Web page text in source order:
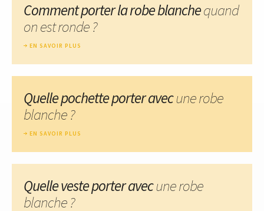
Comment porter la robe blanchequand
on est ronde ?
EN SAVOIR PLUS
Quelle pochette porter avecune robe
blanche ?
EN SAVOIR PLUS
Quelle veste porter avecune robe
blanche ?